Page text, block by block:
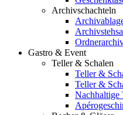
Archivschachteln
Gastro & Event
Teller & Schalen
Teller &
Teller &
Nachhaltige